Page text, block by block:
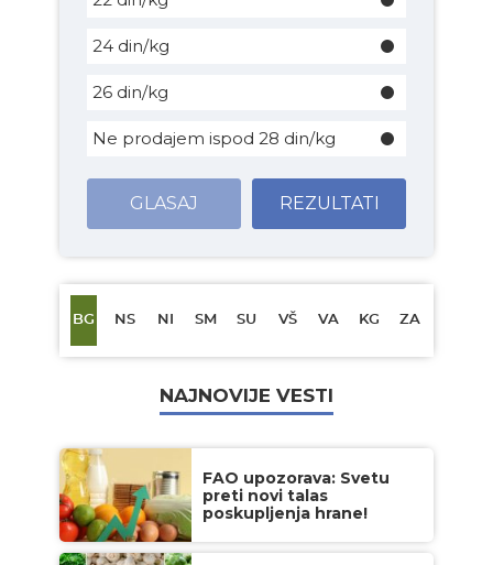
24 din/kg
26 din/kg
Ne prodajem ispod 28 din/kg
GLASAJ REZULTATI
BG NS NI SM SU VŠ VA KG ZA
NAJNOVIJE VESTI
FAO upozorava: Svetu
preti novi talas
poskupljenja hrane!